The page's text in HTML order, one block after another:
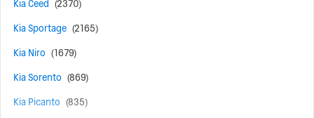
Kia Ceed (2370)
Kia Sportage (2165)
Kia Niro (1679)
Kia Sorento (869)
Kia Picanto (835)